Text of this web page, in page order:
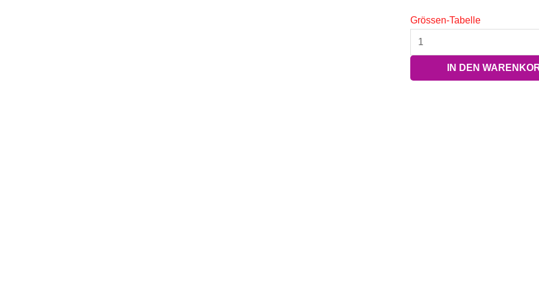
Grössen-Tabelle
IN DEN